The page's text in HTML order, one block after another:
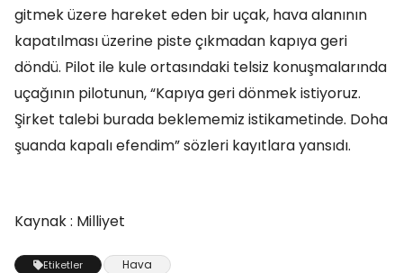
gitmek üzere hareket eden bir uçak, hava alanının
kapatılması üzerine piste çıkmadan kapıya geri
döndü. Pilot ile kule ortasındaki telsiz konuşmalarında
uçağının pilotunun, “Kapıya geri dönmek istiyoruz.
Şirket talebi burada beklememiz istikametinde. Doha
şuanda kapalı efendim” sözleri kayıtlara yansıdı.
Kaynak : Milliyet
Etiketler Hava